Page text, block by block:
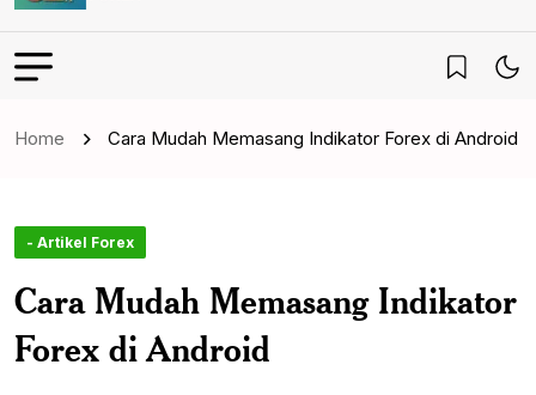
Home Cara Mudah Memasang Indikator Forex di Android
- Artikel Forex
Cara Mudah Memasang Indikator
Forex di Android